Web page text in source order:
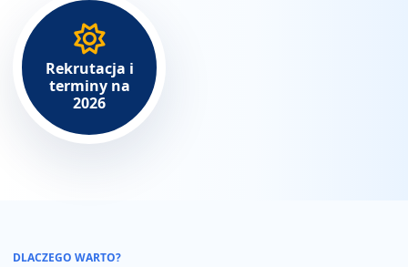
Rekrutacja i
terminy na
2026
DLACZEGO WARTO?